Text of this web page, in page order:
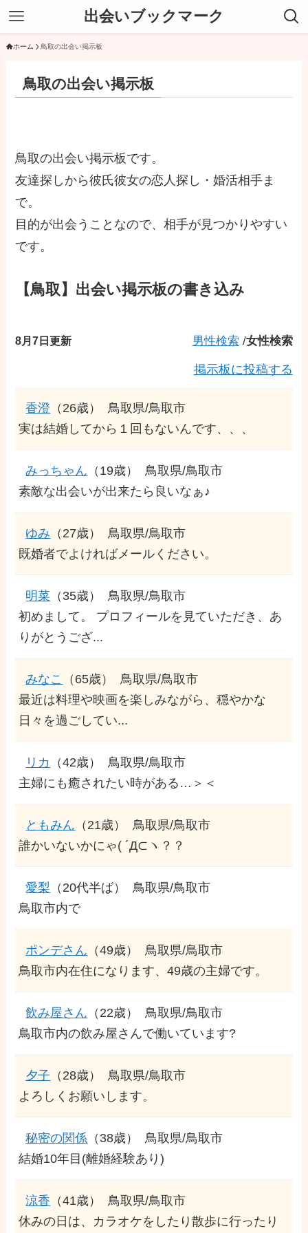
出会いブックマーク
ホーム 鳥取の出会い掲示板
鳥取の出会い掲示板
鳥取の出会い掲示板です。
友達探しから彼氏彼女の恋人探し・婚活相手ま
で。
目的が出会うことなので、相手が見つかりやすい
です。
【鳥取】出会い掲示板の書き込み
8月7日更新 男性検索 /女性検索
掲示板に投稿する
香澄 （26歳）
鳥取県/鳥取市
実は結婚してから１回もないんです、、、
みっちゃん （19歳）
鳥取県/鳥取市
素敵な出会いが出来たら良いなぁ♪
ゆみ （27歳）
鳥取県/鳥取市
既婚者でよければメールください。
明菜 （35歳）
鳥取県/鳥取市
初めまして。 プロフィールを見ていただき、あ
りがとうござ...
みなこ （65歳）
鳥取県/鳥取市
最近は料理や映画を楽しみながら、穏やかな
日々を過ごしてい...
リカ （42歳）
鳥取県/鳥取市
主婦にも癒されたい時がある…＞＜
ともみん （21歳）
鳥取県/鳥取市
誰かいないかにゃ( ´Д⊂ヽ？？
愛梨 （20代半ば）
鳥取県/鳥取市
鳥取市内で
ポンデさん （49歳）
鳥取県/鳥取市
鳥取市内在住になります、49歳の主婦です。
飲み屋さん （22歳）
鳥取県/鳥取市
鳥取市内の飲み屋さんで働いています?
夕子 （28歳）
鳥取県/鳥取市
よろしくお願いします。
秘密の関係 （38歳）
鳥取県/鳥取市
結婚10年目(離婚経験あり)
涼香 （41歳）
鳥取県/鳥取市
休みの日は、カラオケをしたり散歩に行ったり